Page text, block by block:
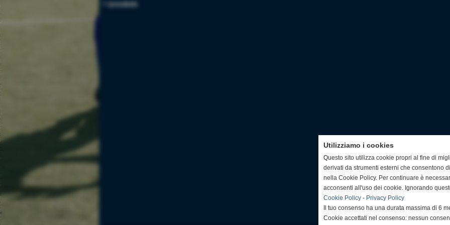
<< precedente
Utilizziamo i cookies
Questo sito utilizza cookie propri al fine di
derivati da strumenti esterni che consentono
nella Cookie Policy. Per continuare è
acconsenti all'uso dei cookie. Ignorando
Cookie Policy - Privacy Policy
Il tuo consenso ha una durata massima di 6
Cookie accettati nel consenso: nessun